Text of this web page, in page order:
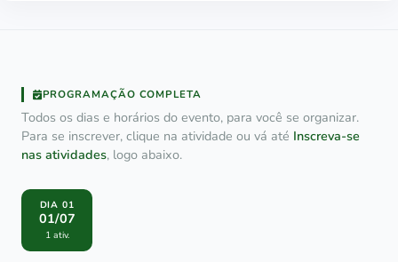
PROGRAMAÇÃO COMPLETA
Todos os dias e horários do evento, para você se organizar.
Para se inscrever, clique na atividade ou vá até Inscreva-se
nas atividades, logo abaixo.
DIA 01
01/07
1 ativ.